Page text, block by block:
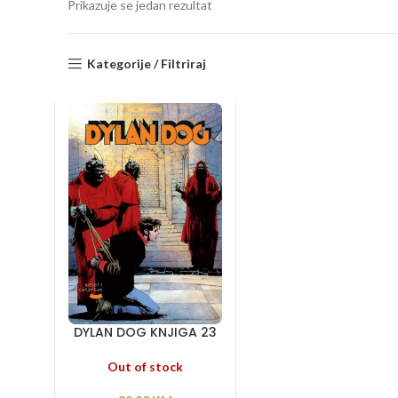
Prikazuje se jedan rezultat
Kategorije / Filtriraj
DYLAN DOG KNJIGA 23
– Utvara iz mraka – Lov
Out of stock